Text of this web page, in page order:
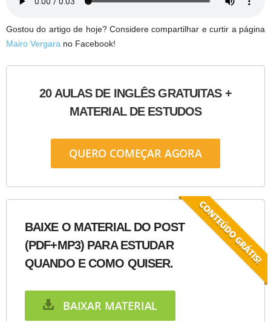
Gostou do artigo de hoje? Considere compartilhar e curtir a página
Mairo Vergara no Facebook!
20 AULAS DE INGLÊS GRATUITAS +
MATERIAL DE ESTUDOS
QUERO COMEÇAR AGORA
BAIXE O MATERIAL DO POST
(PDF+MP3) PARA ESTUDAR
QUANDO E COMO QUISER.
BAIXAR MATERIAL